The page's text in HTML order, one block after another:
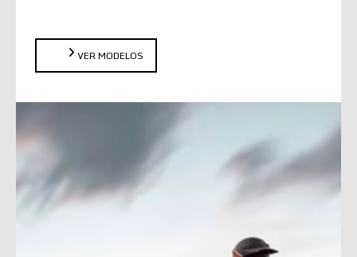
VER MODELOS